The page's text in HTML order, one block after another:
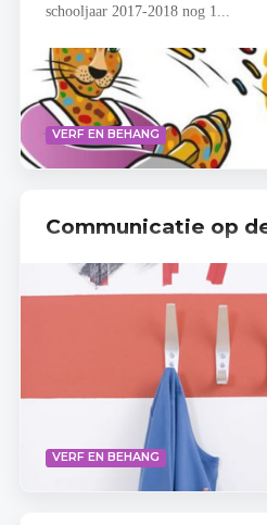
schooljaar 2017-2018 nog 1...
VERF EN BEHANG
Communicatie op
VERF EN BEHANG